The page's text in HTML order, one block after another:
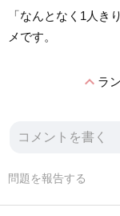
「なんとなく1人
メです。
expand_lessラ
問題を報告する